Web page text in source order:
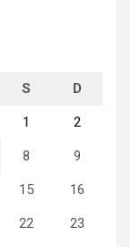
S D
1 2
8 9
15 16
22 23